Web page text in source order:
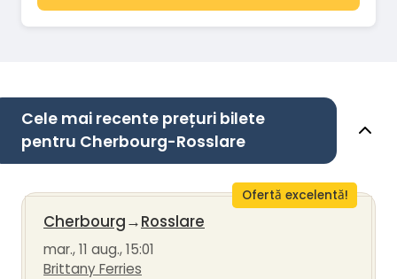
Cele mai recente prețuri bilete
pentru Cherbourg-Rosslare
Ofertă excelentă!
Cherbourg→Rosslare
mar., 11 aug., 15:01
Brittany Ferries